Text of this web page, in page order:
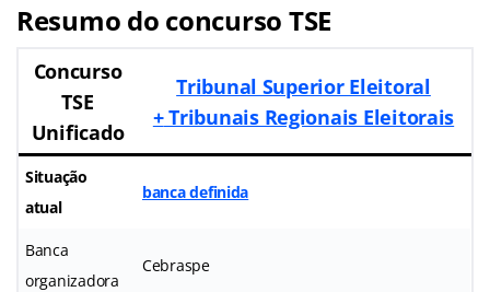
Resumo do concurso TSE
Concurso
TSE
Unificado
Tribunal Superior Eleitoral
+Tribunais Regionais Eleitorais
Situação
atual
banca definida
Banca
organizadora
Cebraspe